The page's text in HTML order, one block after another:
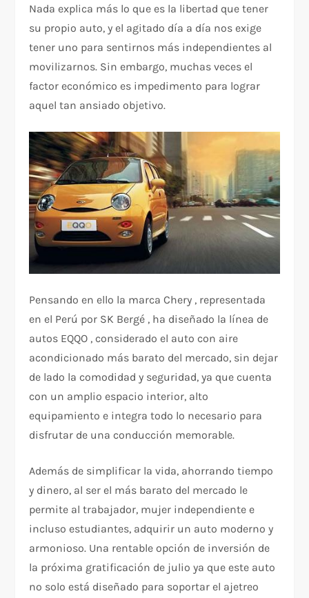
Nada explica más lo que es la libertad que tener
su propio auto, y el agitado día a día nos exige
tener uno para sentirnos más independientes al
movilizarnos. Sin embargo, muchas veces el
factor económico es impedimento para lograr
aquel tan ansiado objetivo.
Pensando en ello la marca Chery , representada
en el Perú por SK Bergé , ha diseñado la línea de
autos EQQO , considerado el auto con aire
acondicionado más barato del mercado, sin dejar
de lado la comodidad y seguridad, ya que cuenta
con un amplio espacio interior, alto
equipamiento e integra todo lo necesario para
disfrutar de una conducción memorable.
Además de simplificar la vida, ahorrando tiempo
y dinero, al ser el más barato del mercado le
permite al trabajador, mujer independiente e
incluso estudiantes, adquirir un auto moderno y
armonioso. Una rentable opción de inversión de
la próxima gratificación de julio ya que este auto
no solo está diseñado para soportar el ajetreo